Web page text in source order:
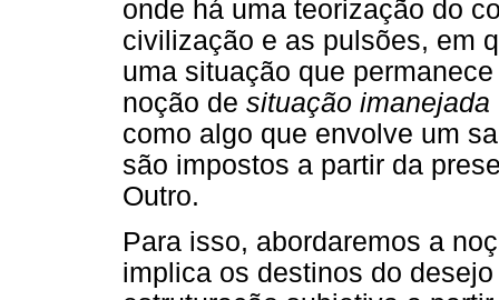
onde há uma teorização do
civilização e as pulsões, em
uma situação que
noção de situação imanejada
como algo que envolve um
são impostos a partir da
Outro.
Para isso, abordaremos a
implica os destinos do